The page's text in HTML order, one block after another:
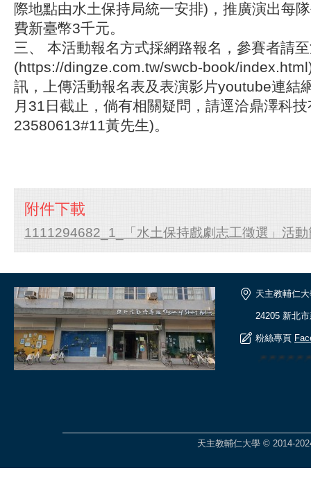
際地點由水土保持局統一安排)，推廣演出每
費新臺幣3千元。
三、 本活動報名方式採網路報名，參賽者請
(https://dingze.com.tw/swcb-book/
訊，上傳活動報名表及表演影片youtube連結
月31日截止，倘有相關疑問，請逕洽鼎澤科
23580613#11黃先生)。
附件下載
1111294682_1_「水土保持戲劇志工徵選」活
天主教輔仁
24205 新北
粉絲專頁
天主教輔仁大學 © 2014-